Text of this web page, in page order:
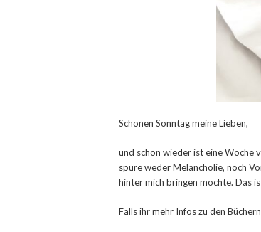
Schönen Sonntag meine Lieben,
und schon wieder ist eine Woche
spüre weder Melancholie, noch
hinter mich bringen möchte. Das
Falls ihr mehr Infos zu den